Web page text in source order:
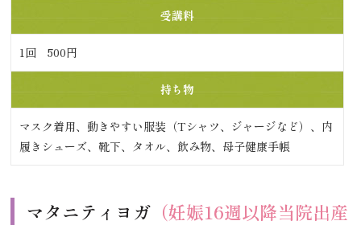
受講料
1回 500円
持ち物
マスク着用、動きやすい服装（Tシャツ、ジャージなど）、内
履きシューズ、靴下、タオル、飲み物、母子健康手帳
マタニティヨガ （妊娠16週以降当院出産